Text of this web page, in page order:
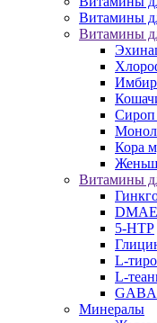
Витамины
Витамины
Сироп
Кора
Витамины
DMAE
5-HTP
L-
L-
GABA
Минералы